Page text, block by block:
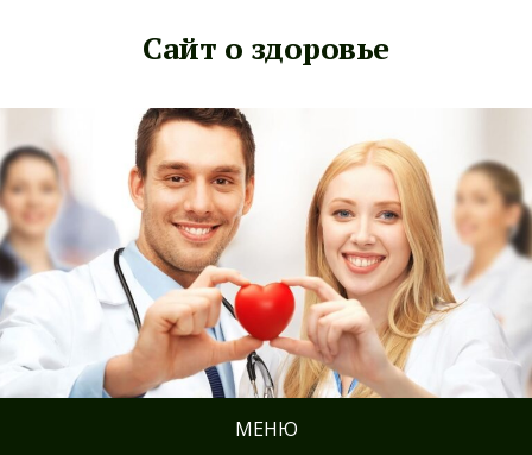
Сайт о здоровье
МЕНЮ